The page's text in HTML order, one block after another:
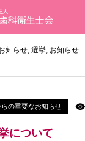
知らせ, 選挙, お知らせ
の重要なお知らせ
について